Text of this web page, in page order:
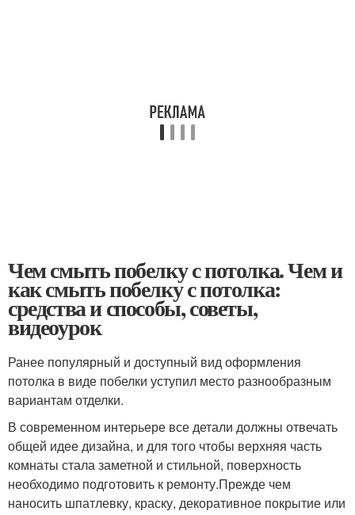
Чем смыть побелку с потолка. Чем и
как смыть побелку с потолка:
средства и способы, советы,
видеоурок
Ранее популярный и доступный вид оформления
потолка в виде побелки уступил место разнообразным
вариантам отделки.
В современном интерьере все детали должны отвечать
общей идее дизайна, и для того чтобы верхняя часть
комнаты стала заметной и стильной, поверхность
необходимо подготовить к ремонту.Прежде чем
наносить шпатлевку, краску, декоративное покрытие или